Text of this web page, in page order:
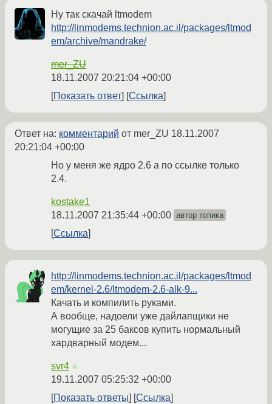
Ну так скачай ltmodem
http://linmodems.technion.ac.il/packages/ltmod
em/archive/mandrake/
mer_ZU
18.11.2007 20:21:04 +00:00
Показать ответ
Ссылка
Ответ на: комментарий от mer_ZU 18.11.2007
20:21:04 +00:00
Но у меня же ядро 2.6 а по ссылке только
2.4.
kostake1
18.11.2007 21:35:44 +00:00 автор топика
Ссылка
http://linmodems.technion.ac.il/packages/ltmod
em/kernel-2.6/ltmodem-2.6-alk-9...
Качать и компилить руками.
А вообще, надоели уже дайлапщики не
могущие за 25 баксов купить нормальный
хардварный модем...
svr4 ☆
19.11.2007 05:25:32 +00:00
Показать ответы
Ссылка